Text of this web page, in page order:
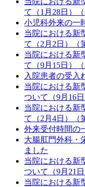
て（1月28日）（
小児科外来の一
当院における新
て（2月2日）（
当院における新
て（9月15日）（
入院患者の受入
当院における新
ついて（9月16日
当院における新
て（2月4日）（
外来受付時間の
大腸肛門外科・
ました
当院における新
ついて（9月21日
当院における新